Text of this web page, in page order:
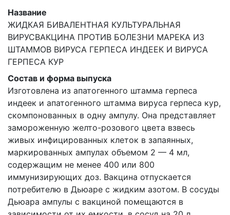
Название
ЖИДКАЯ БИВАЛЕНТНАЯ КУЛЬТУРАЛЬНАЯ
ВИРУСВАКЦИНА ПРОТИВ БОЛЕЗНИ МАРЕКА ИЗ
ШТАММОВ ВИРУСА ГЕРПЕСА ИНДЕЕК И ВИРУСА
ГЕРПЕСА КУР
Состав и форма выпуска
Изготовлена из апатогенного штамма герпеса
индеек и апатогенного штамма вируса герпеса кур,
скомпонованных в одну ампулу. Она представляет
замороженную желто-розового цвета взвесь
живых инфицированных клеток в запаянных,
маркированных ампулах объемом 2 — 4 мл,
содержащим не менее 400 или 800
иммунизирующих доз. Вакцина отпускается
потребителю в Дьюаре с жидким азотом. В сосуды
Дьюара ампулы с вакциной помещаются в